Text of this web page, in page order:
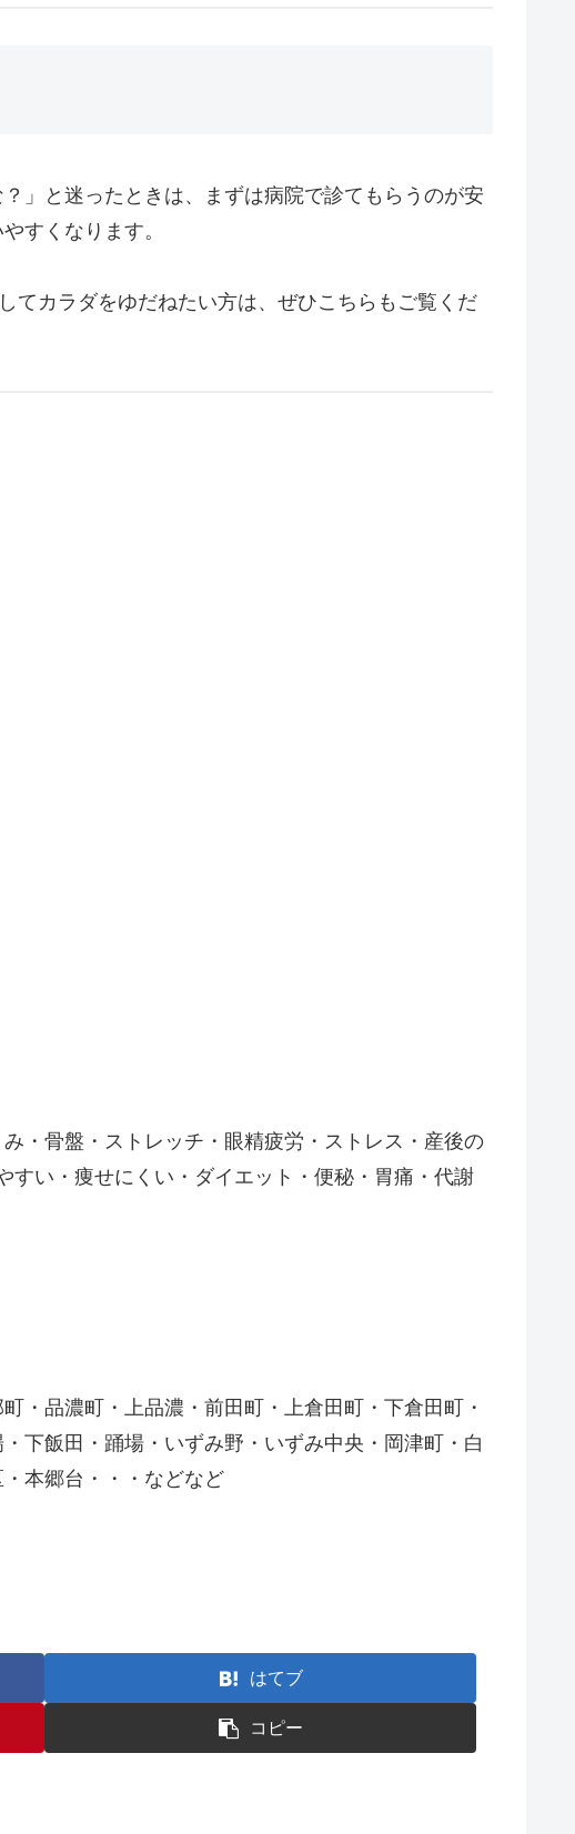
」と迷ったときは、まずは病院で診てもらうのが安
すくなります。
てカラダをゆだねたい方は、ぜひこちらもご覧くだ
・骨盤・ストレッチ・眼精疲労・ストレス・産後の
すい・痩せにくい・ダイエット・便秘・胃痛・代謝
・品濃町・上品濃・前田町・上倉田町・下倉田町・
下飯田・踊場・いずみ野・いずみ中央・岡津町・白
本郷台・・・などなど
はてブ
コピー